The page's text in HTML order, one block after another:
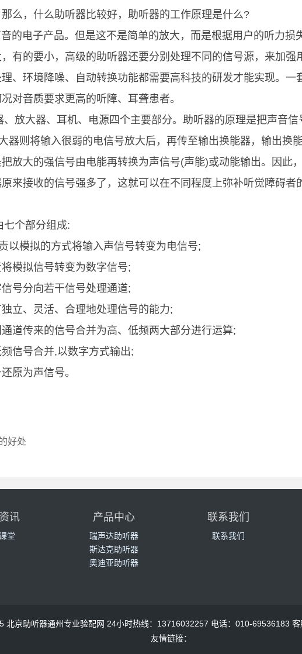
么，什么助听器比较好，助听器的工作原理是什么?
电子产品。但是这不是简单的放大，而是根据用户的听力损
有的要小，高级的助听器还要分别处理不同的信号源，来加强
、环境降噪、自动转换功能都需要高科技的研发才能实现。一
对音质要求更高的听障、耳聋患者。
大器、耳机、电源四个主要部分。助听器的原理是把声音信
器则将输入很弱的电信号放大后，再传至输出换能器，输出换
放大的强信号由电能再转换为声信号(声能)或动能输出。因此
来接收的信号强多了，这就可以在不同程度上弥补听觉障碍者
个部分组成:
以模拟的方式将输入声信号转变为电信号;
模拟信号转变为数字信号;
号分向若干信号处理通道;
立、灵活、合理地处理信号的能力;
道传来的信号合并为高、低频两大部分进行运算;
信号合并,以数字方式输出;
原为声信号。
好处
讯
堂
产品中心
瑞声达助听器
斯达克助听器
奥迪亚助听器
联系我们
联系我们
北京助听器通州专业验配网 24小时热线：13716032257 电话：010-69536183
友情链接：